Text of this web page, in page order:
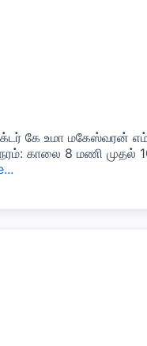
கே உமா மகேஸ்வரன்
காலை 8 மணி